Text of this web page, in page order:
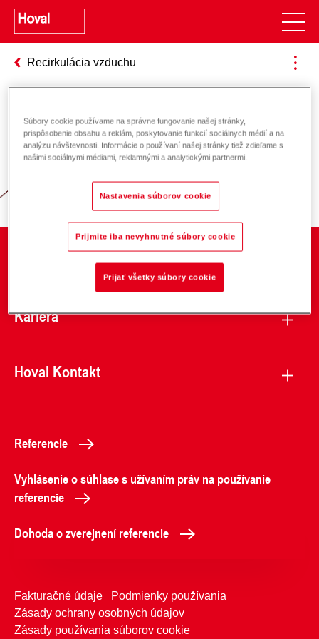
Recirkulácia vzduchu
Zodpovednosť za energiu a životné
prostredie
O spoločnosti
Kariéra
Hoval Kontakt
Referencie
Vyhlásenie o súhlase s užívaním práv na používanie
referencie
Dohoda o zverejnení referencie
Fakturačné údaje
Podmienky používania
Zásady ochrany osobných údajov
Zásady používania súborov cookie
Súbory cookie používame na správne fungovanie našej stránky,
prispôsobenie obsahu a reklám, poskytovanie funkcií sociálnych médií a na
analýzu návštevnosti. Informácie o používaní našej stránky tiež zdieľame s
našimi sociálnymi médiami, reklamnými a analytickými partnermi.
Nastavenia súborov cookie
Prijmite iba nevyhnutné súbory cookie
Prijať všetky súbory cookie